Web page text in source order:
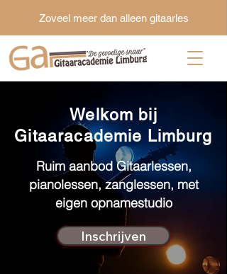
Zoveel meer dan alleen gitaarles
Welkom bij
Gitaaracademie Limburg
Ruim aanbod Gitaarlessen,
pianolessen, zanglessen, met
eigen opnamestudio
Inschrijven